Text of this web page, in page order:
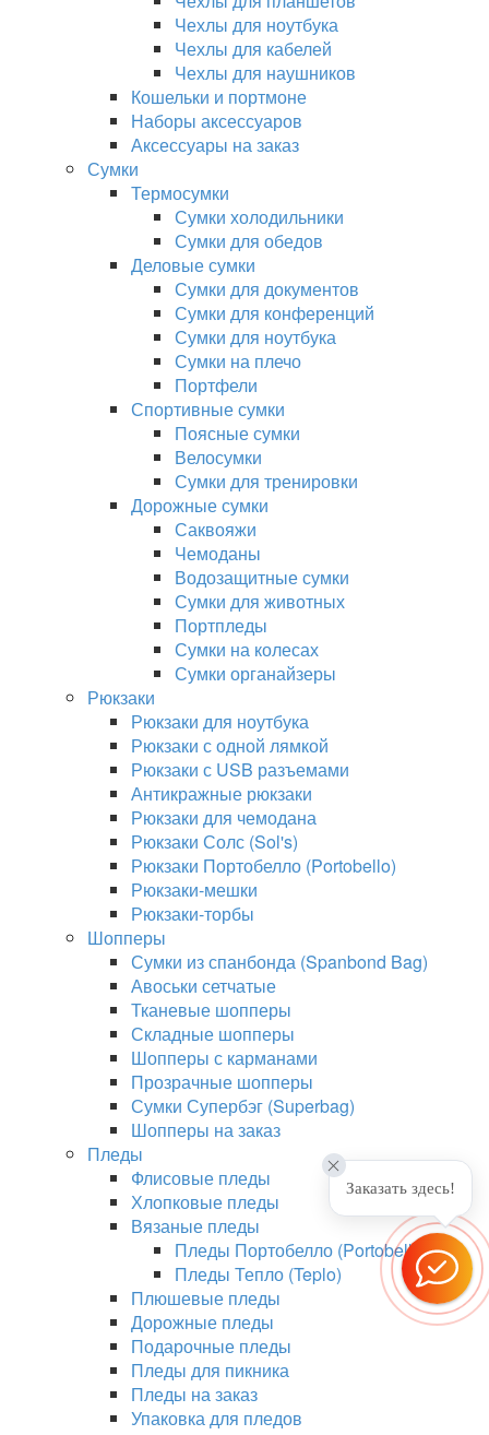
Чехлы для ноутбука
Чехлы для кабелей
Чехлы для наушников
Кошельки и портмоне
Наборы аксессуаров
Аксессуары на заказ
Сумки
Термосумки
Сумки холодильники
Сумки для обедов
Деловые сумки
Сумки для документов
Сумки для конференций
Сумки для ноутбука
Сумки на плечо
Портфели
Спортивные сумки
Поясные сумки
Велосумки
Сумки для тренировки
Дорожные сумки
Саквояжи
Чемоданы
Водозащитные сумки
Сумки для животных
Портпледы
Сумки на колесах
Сумки органайзеры
Рюкзаки
Рюкзаки для ноутбука
Рюкзаки с одной лямкой
Рюкзаки с USB разъемами
Антикражные рюкзаки
Рюкзаки для чемодана
Рюкзаки Солс (Sol's)
Рюкзаки Портобелло (Portobello)
Рюкзаки-мешки
Рюкзаки-торбы
Шопперы
Сумки из спанбонда (Spanbond Bag)
Авоськи сетчатые
Тканевые шопперы
Складные шопперы
Шопперы с карманами
Прозрачные шопперы
Сумки Супербэг (Superbag)
Шопперы на заказ
Пледы
Флисовые пледы
Хлопковые пледы
Вязаные пледы
Пледы Портобелло (Portobello)
Пледы Тепло (Teplo)
Плюшевые пледы
Дорожные пледы
Подарочные пледы
Пледы для пикника
Пледы на заказ
Упаковка для пледов
Заказать здесь!